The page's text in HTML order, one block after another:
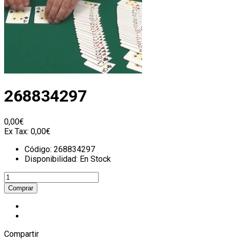
268834297
0,00€
Ex Tax: 0,00€
Código: 268834297
Disponibilidad: En Stock
Compartir